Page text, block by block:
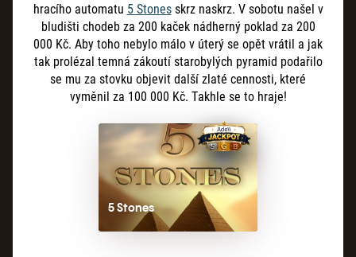
hracího automatu 5 Stonesskrz naskrz. V sobotu našel v
bludišti chodeb za 200 kaček nádherný poklad za 200
000 Kč. Aby toho nebylo málo v úterý se opět vrátil a jak
tak prolézal temná zákoutí starobylých pyramid podařilo
se mu za stovku objevit další zlaté cennosti, které
vyměnil za 100 000 Kč. Takhle se to hraje!
5 Stones